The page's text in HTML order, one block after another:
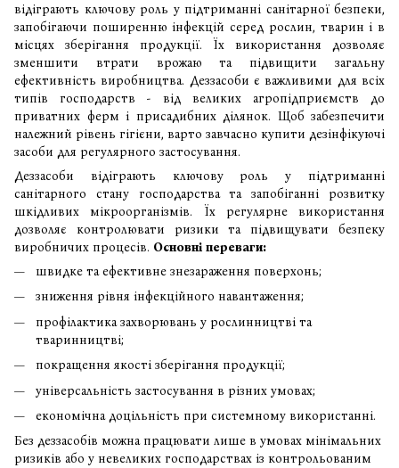
відіграють ключову роль у підтриманні санітарної безпеки,
запобігаючи поширенню інфекцій серед рослин, тварин і в
місцях зберігання продукції. Їх використання дозволяє
зменшити втрати врожаю та підвищити загальну
ефективність виробництва. Деззасоби є важливими для всіх
типів господарств - від великих агропідприємств до
приватних ферм і присадибних ділянок. Щоб забезпечити
належний рівень гігієни, варто завчасно купити дезінфікуючі
засоби для регулярного застосування.
Деззасоби відіграють ключову роль у підтриманні
санітарного стану господарства та запобіганні розвитку
шкідливих мікроорганізмів. Їх регулярне використання
дозволяє контролювати ризики та підвищувати безпеку
виробничих процесів. Основні переваги:
швидке та ефективне знезараження поверхонь;
зниження рівня інфекційного навантаження;
профілактика захворювань у рослинництві та
тваринництві;
покращення якості зберігання продукції;
універсальність застосування в різних умовах;
економічна доцільність при системному використанні.
Без деззасобів можна працювати лише в умовах мінімальних
ризиків або у невеликих господарствах із контрольованим